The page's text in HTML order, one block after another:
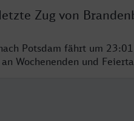
Zug von
Potsdam fährt um
Wochenenden und